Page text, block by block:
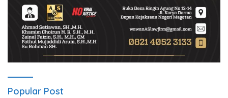
Popular Post